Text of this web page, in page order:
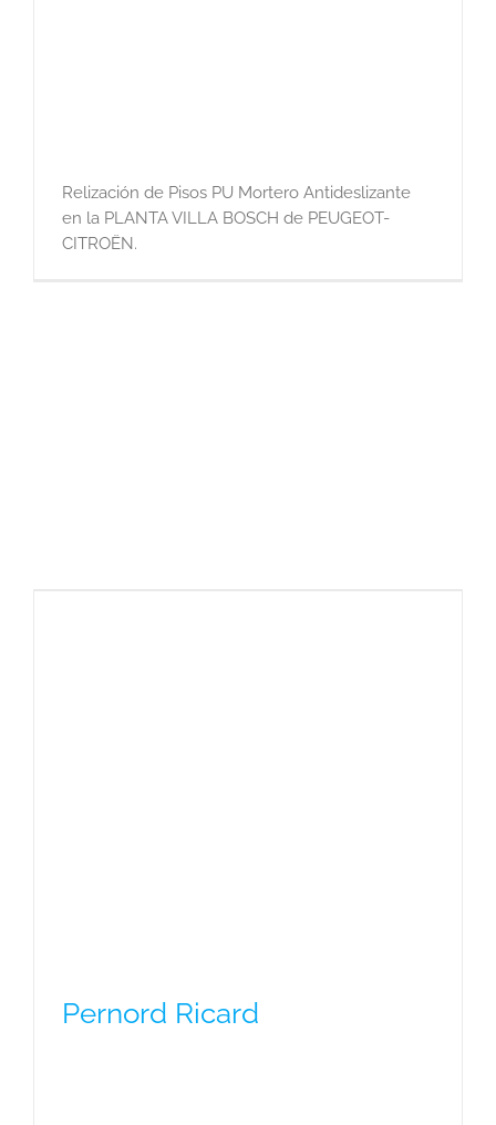
Relización de Pisos PU Mortero Antideslizante
en la PLANTA VILLA BOSCH de PEUGEOT-
CITROËN.
Pernord Ricard